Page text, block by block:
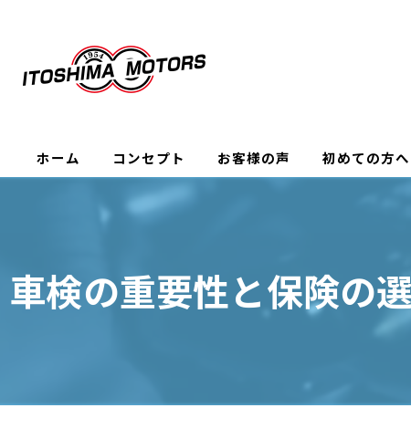
ホーム コンセプト お客様の声 初めての方へ
車検の重要性と保険の